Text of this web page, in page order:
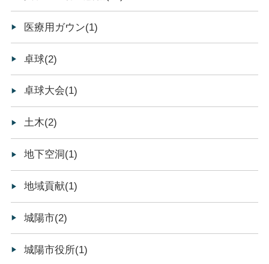
医療用ガウン(1)
卓球(2)
卓球大会(1)
土木(2)
地下空洞(1)
地域貢献(1)
城陽市(2)
城陽市役所(1)